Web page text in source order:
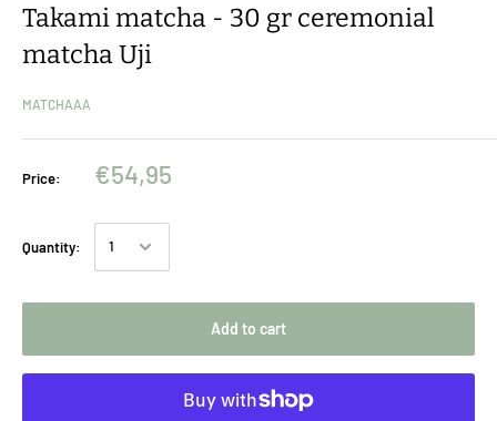
Takami matcha - 30 gr ceremonial
matcha Uji
MATCHAAA
Price: €54,95
Quantity:
Add to cart